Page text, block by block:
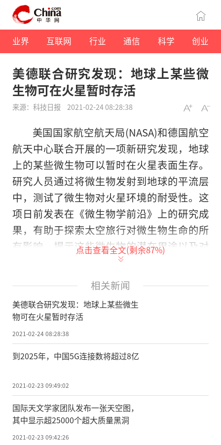
业界 互联网 行业 通信 科学 创业
美德联合研究发现：地球上某些微
生物可在火星暂时存活
来源：科技日报 2021-02-24 08:28:38
美国国家航空航天局(NASA)和德国航空
航天中心联合开展的一项新研究发现，地球
上的某些微生物可以暂时在火星表面生存。
研究人员通过将微生物发射到地球的平流层
中，测试了微生物对火星环境的耐受性。这
项日前发表在《微生物学前沿》上的研究成
果，有助于探索太空旅行对微生物生命的所
有影响，揭示这些微生物的潜在用途以及对
火星表面环境的许多关键特征无法在地
球表面找到或轻易复制。NASA和德国航空航
天中心于2019年向平流层发射了几种真菌和
细菌生物。平流层是位于臭氧层上方的地球
大气层的第二主要层，其条件与红色星球极
能在火星上生存的理想场所。
研究人员将黑曲霉菌、沙棘盐霉菌、金
黄色葡萄球菌等真菌孢子放置于铝制容器
中。容器内有两个样品层，最下面的一层被
点击查看全文(剩余87%)
相关新闻
美德联合研究发现：地球上某些微生
物可在火星暂时存活
2021-02-24 08:28:38
到2025年，中国5G连接数将超过8亿
2021-02-23 09:49:02
国际天文学家团队发布一张天空图，
其中显示超25000个超大质量黑洞
2021-02-23 09:42:26